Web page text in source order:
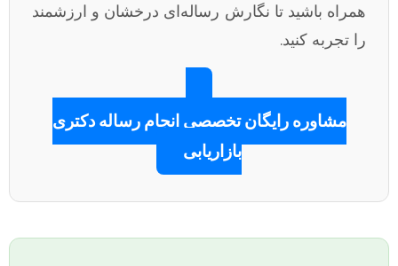
همراه باشید تا نگارش رساله‌ای درخشان و ارزشمند
را تجربه کنید.
مشاوره رایگان تخصصی انجام رساله دکتری
بازاریابی